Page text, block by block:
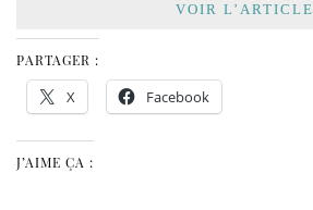
VOIR L’ARTICLE
PARTAGER :
X Facebook
J’AIME ÇA :